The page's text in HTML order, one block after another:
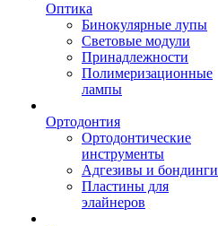
Оптика
Бинокулярные лупы
Световые модули
Принадлежности
Полимеризационные
лампы
Ортодонтия
Ортодонтические
инструменты
Адгезивы и бондинги
Пластины для
элайнеров